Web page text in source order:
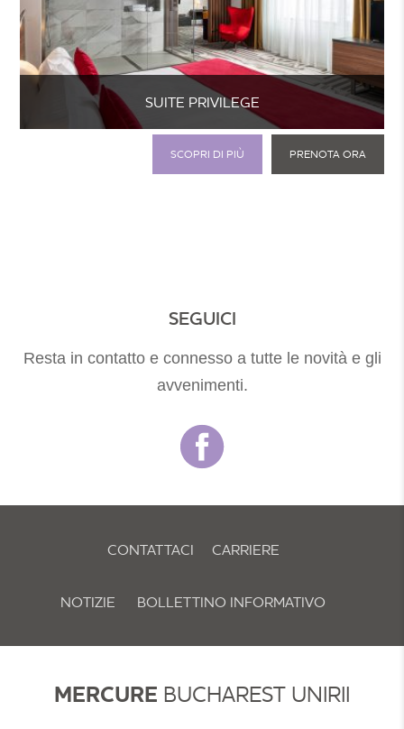
SUITE PRIVILEGE
PRENOTA ORA
SCOPRI DI PIÙ
SEGUICI
Resta in contatto e connesso a tutte le novità e gli
avvenimenti.
CONTATTACI CARRIERE
NOTIZIE BOLLETTINO INFORMATIVO
MERCURE BUCHAREST UNIRII